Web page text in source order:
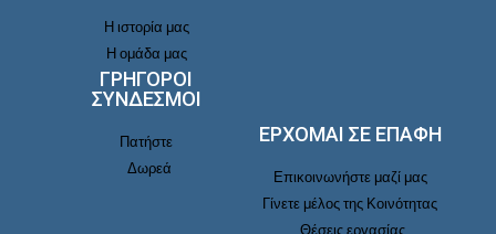
Η ιστορία μας
Η ομάδα μας
ΓΡΗΓΟΡΟΙ
ΣΥΝΔΕΣΜΟΙ
Πατήστε
Δωρεά
ΕΡΧΟΜΑΙ ΣΕ ΕΠΑΦΉ
Επικοινωνήστε μαζί μας
Γίνετε μέλος της Κοινότητας
Θέσεις εργασίας